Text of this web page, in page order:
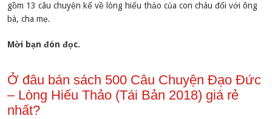
gồm 13 câu chuyện kể về lòng hiếu thảo của con cháu đối với ông
bà, cha mẹ.
Mời bạn đón đọc.
Ở đâu bán sách 500 Câu Chuyện Đạo Đức
– Lòng Hiếu Thảo (Tái Bản 2018) giá rẻ
nhất?